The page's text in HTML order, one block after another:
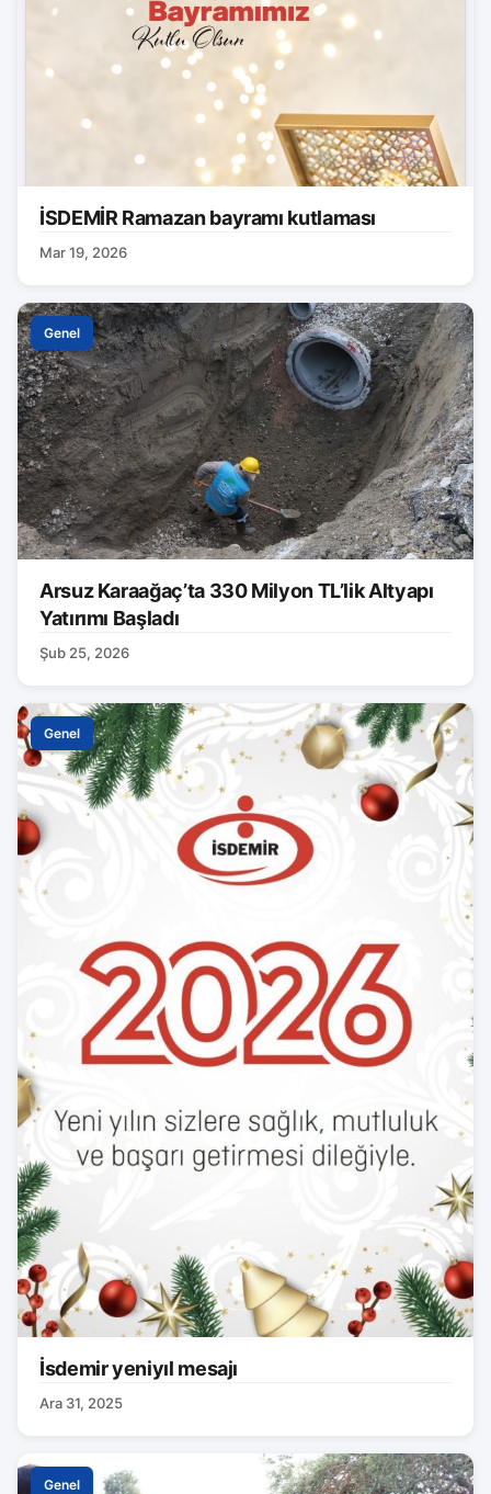
İSDEMİR Ramazan bayramı kutlaması
Mar 19, 2026
Genel
Arsuz Karaağaç’ta 330 Milyon TL’lik Altyapı
Yatırımı Başladı
Şub 25, 2026
Genel
İsdemir yeniyıl mesajı
Ara 31, 2025
Genel